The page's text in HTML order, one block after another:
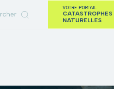
VOTRE PORTAIL
CATASTROPHES
NATURELLES